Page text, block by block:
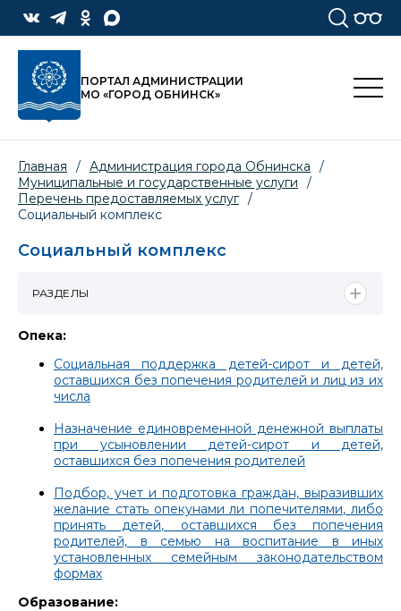
ПОРТАЛ АДМИНИСТРАЦИИ
МО «ГОРОД ОБНИНСК»
Главная / Администрация города Обнинска
/
Муниципальные и государственные услуги
/
Перечень предоставляемых услуг /
Социальный комплекс
Социальный комплекс
Опека:
Социальная поддержка детей-сирот и детей,
оставшихся без попечения родителей и лиц из их
числа
Назначение единовременной денежной выплаты
при усыновлении детей-сирот и детей,
оставшихся без попечения родителей
Подбор, учет и подготовка граждан, выразивших
желание стать опекунами ли попечителями, либо
принять детей, оставшихся без попечения
родителей, в семью на воспитание в иных
установленных семейным законодательством
формах
Образование:
РАЗДЕЛЫ